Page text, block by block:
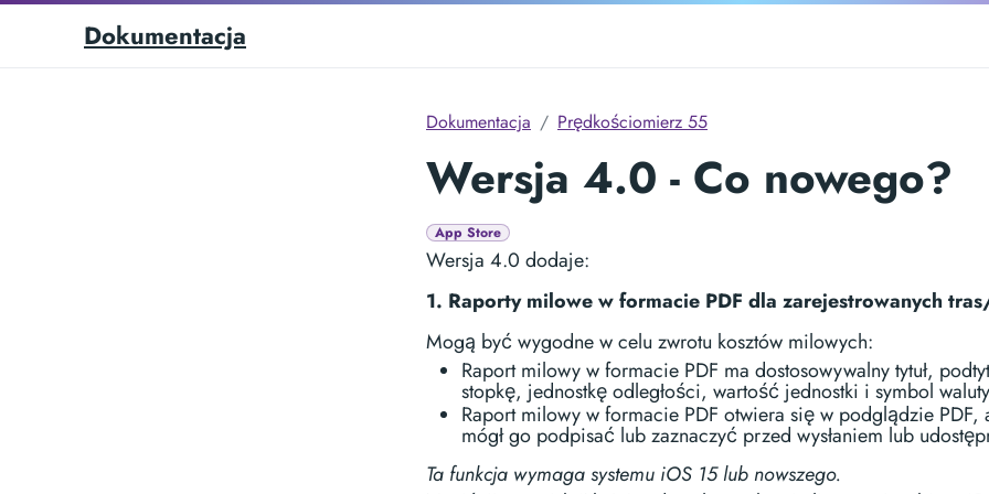
Dokumentacja
Dokumentacja Prędkościomierz 55
Wersja 4.0 - Co nowego?
App Store
Wersja 4.0 dodaje:
1. Raporty milowe w formacie PDF dla zarejestrowanych
Mogą być wygodne w celu zwrotu kosztów milowych:
Raport milowy w formacie PDF ma dostosowywalny tytuł,
stopkę, jednostkę odległości, wartość jednostki i symbol
Raport milowy w formacie PDF otwiera się w podglądzie PDF,
mógł go podpisać lub zaznaczyć przed wysłaniem lub
Ta funkcja wymaga systemu iOS 15 lub nowszego.